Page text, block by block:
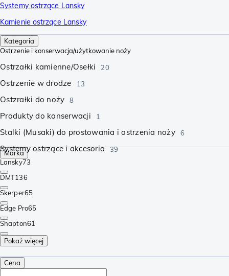
Systemy ostrzące Lansky
Kamienie ostrzące Lansky
Kategoria
Ostrzenie i konserwacja/użytkowanie noży
Ostrzałki kamienne/Osełki 20
Ostrzenie w drodze 13
Ostzrałki do noży 8
Produkty do konserwacji 1
Stalki (Musaki) do prostowania i ostrzenia noży 6
Systemy ostrzące i akcesoria 39
Marka
Lansky73
DMT136
Skerper65
Edge Pro65
Shapton61
Pokaż więcej
Cena